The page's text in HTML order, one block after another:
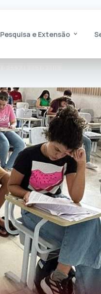
Pesquisa e Extensão